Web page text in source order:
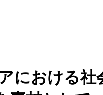
における